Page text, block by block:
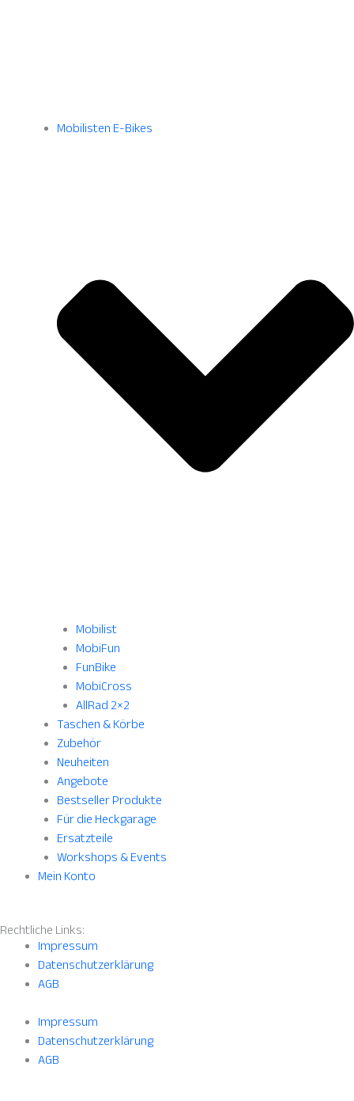
Mobilisten E-Bikes
Mobilist
MobiFun
FunBike
MobiCross
AllRad 2×2
Taschen & Körbe
Zubehör
Neuheiten
Angebote
Bestseller Produkte
Für die Heckgarage
Ersatzteile
Workshops & Events
Mein Konto
Rechtliche Links:
Impressum
Datenschutzerklärung
AGB
Impressum
Datenschutzerklärung
AGB